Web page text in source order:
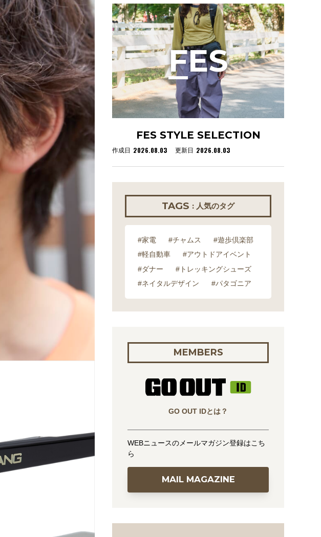
FES STYLE SELECTION
作成日 2026.08.03 更新日 2026.08.03
FES
TAGS : 人気のタグ
#家電 #チャムス
#遊歩倶楽部
#軽自動車
#アウトドアイベント
#ダナー
#トレッキングシューズ
#ネイタルデザイン
#パタゴニア
MEMBERS
GO OUT IDとは？
WEBニュースのメールマガジン登録はこち
ら
MAIL MAGAZINE